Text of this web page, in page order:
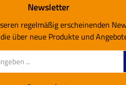
Newsletter
regelmäßig erscheinenden
über neue Produkte und